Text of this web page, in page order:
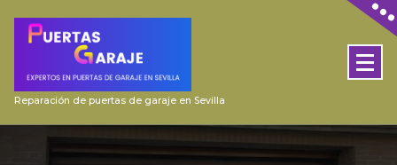
Reparación de puertas de garaje en Sevilla